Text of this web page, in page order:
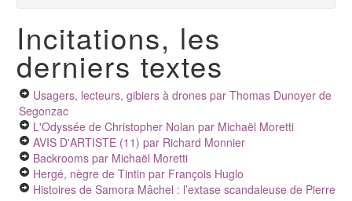
Incitations, les
derniers textes
Usagers, lecteurs, gibiers à drones par Thomas Dunoyer de
Segonzac
L'Odyssée de Christopher Nolan par Michaël Moretti
AVIS D'ARTISTE (11) par Richard Monnier
Backrooms par Michaël Moretti
Hergé, nègre de Tintin par François Huglo
Histoires de Samora Mâchel : l’extase scandaleuse de Pierre